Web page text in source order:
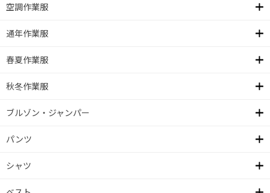
空調作業服
通年作業服
春夏作業服
秋冬作業服
ブルゾン・ジャンパー
パンツ
シャツ